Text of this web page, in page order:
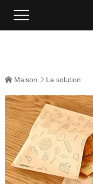
 Maison  La solution